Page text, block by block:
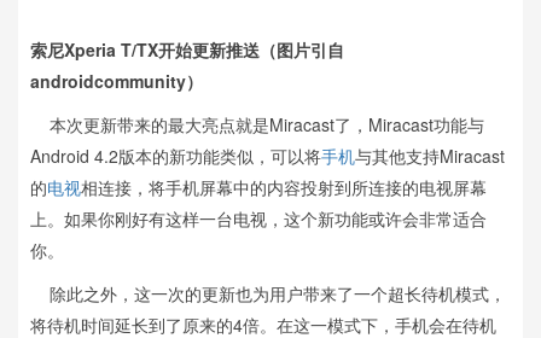
索尼Xperia T/TX开始更新推送（图片引自
androidcommunity）
本次更新带来的最大亮点就是Miracast了，Miracast功能与
Android 4.2版本的新功能类似，可以将手机与其他支持Miracast
的电视相连接，将手机屏幕中的内容投射到所连接的电视屏幕
上。如果你刚好有这样一台电视，这个新功能或许会非常适合
你。
除此之外，这一次的更新也为用户带来了一个超长待机模式，
将待机时间延长到了原来的4倍。在这一模式下，手机会在待机